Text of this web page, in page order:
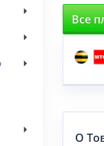
Все
О